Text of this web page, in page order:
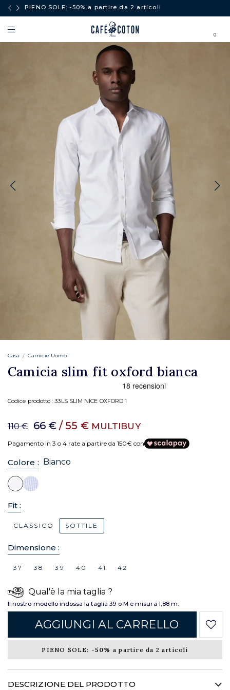
PIENO SOLE: -50% a partire da 2 articoli
0
Casa Camicie Uomo
Camicia slim fit oxford bianca
Codice prodotto :33LS SLIM NICE OXFORD 1
110 € 66 € / 55 € MULTIBUY
Pagamento in 3 o 4 rate a partire da 150€ con
Colore : Bianco
Fit :
CLASSICO SOTTILE
Dimensione :
37 38 39 40 41 42
Qual'è la mia taglia ?
Il nostro modello indossa la taglia 39 o M e misura 1,88 m.
AGGIUNGI AL CARRELLO
PIENO SOLE: -50% a partire da 2 articoli
DESCRIZIONE DEL PRODOTTO